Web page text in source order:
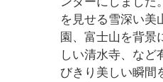
を見せる雪深い美
園、富士山を背景
しい清水寺、など
びきり美しい瞬間